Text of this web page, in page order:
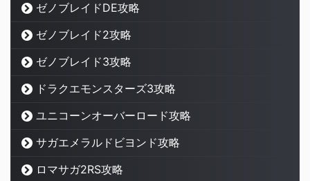
ゼノブレイドDE攻略
ゼノブレイド2攻略
ゼノブレイド3攻略
ドラクエモンスターズ3攻略
ユニコーンオーバーロード攻略
サガエメラルドビヨンド攻略
ロマサガ2RS攻略